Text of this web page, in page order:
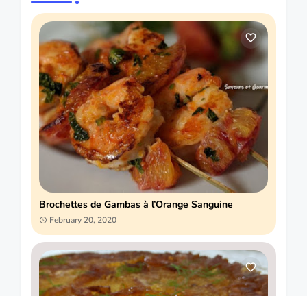
Brochettes de Gambas à l’Orange Sanguine
February 20, 2020